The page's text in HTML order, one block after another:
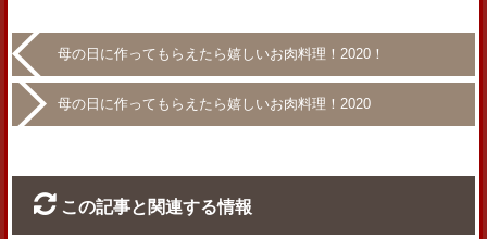
母の日に作ってもらえたら嬉しいお肉料理！2020！
母の日に作ってもらえたら嬉しいお肉料理！2020
この記事と関連する情報